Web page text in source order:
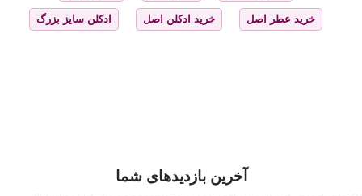
خرید عطر اصل خرید ادکلن اصل ادکلن سایز بزرگ
آخرین بازدیدهای شما